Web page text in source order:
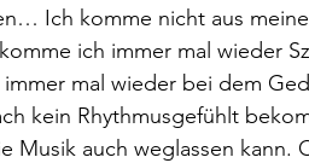
Ich komme nicht aus
ich immer mal wieder
mal wieder bei dem
kein Rhythmusgefühlt
Musik auch weglassen kann.